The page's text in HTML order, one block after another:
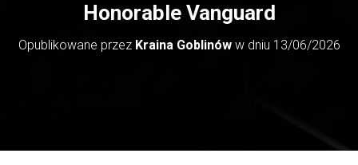
Honorable Vanguard
Opublikowane przez Kraina Goblinóww dniu 13/06/2026